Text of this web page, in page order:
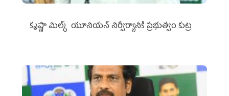
కృష్ణా మిల్క్‌ యూనియన్‌ నిర్వీర్యానికి ప్రభుత్వం కుట్ర